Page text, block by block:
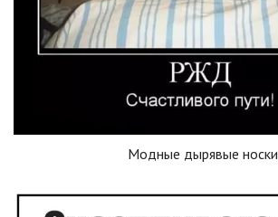
Модные дырявые носки